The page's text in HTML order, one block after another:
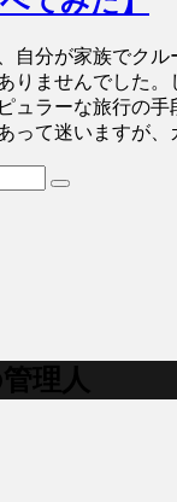
自分が家族でクル
りませんでした。
ュラーな旅行の
って迷いますが
理人